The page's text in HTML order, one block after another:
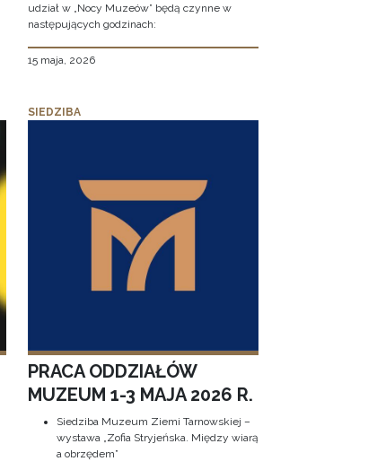
udział w „Nocy Muzeów” będą czynne w
następujących godzinach:
15 maja, 2026
SIEDZIBA
PRACA ODDZIAŁÓW
MUZEUM 1-3 MAJA 2026 R.
Siedziba Muzeum Ziemi Tarnowskiej –
wystawa „Zofia Stryjeńska. Między wiarą
a obrzędem”